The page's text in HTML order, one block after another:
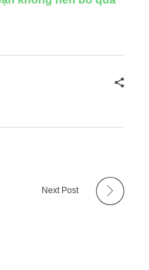
Next Post